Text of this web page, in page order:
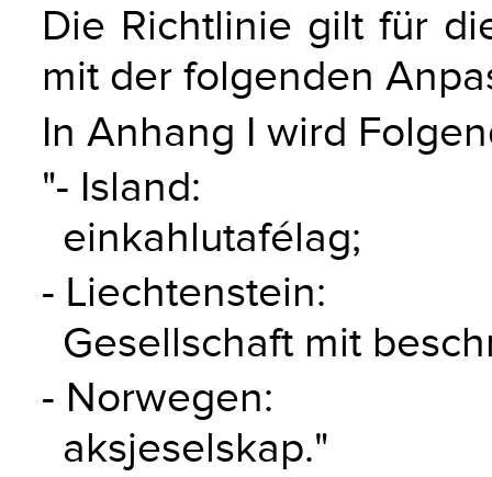
Die Richtlinie gilt für
mit der folgenden
In Anhang I wird
"- Island:
einkahlutafélag;
- Liechtenstein:
Gesellschaft mit
- Norwegen:
aksjeselskap."